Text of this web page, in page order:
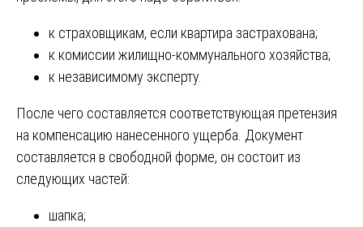
к страховщикам, если квартира застрахована;
к комиссии жилищно-коммунального хозяйства;
к независимому эксперту.
После чего составляется соответствующая претензия
на компенсацию нанесенного ущерба. Документ
составляется в свободной форме, он состоит из
следующих частей:
шапка;